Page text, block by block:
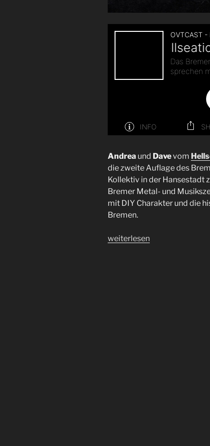
Andrea und Davevom
die zweite Auflage des
Kollektiv in der Hansestadt
Bremer Metal- und
mit DIY Charakter und die
Bremen.
„Interview
weiterlesen